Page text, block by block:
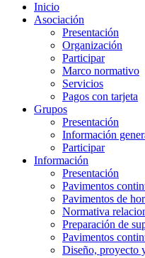
Inicio
Asociación
Presentación
Organización
Participar
Marco normativo
Servicios
Pagos con tarjeta
Grupos
Presentación
Información
Participar
Información
Presentación
Pavimentos
Pavimentos de
Normativa
Preparación de
Pavimentos
Diseño, proyecto